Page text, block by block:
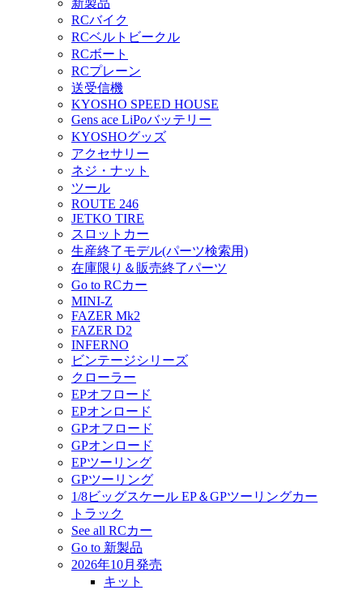
新製品
RCバイク
RCベルトビークル
RCボート
RCプレーン
送受信機
KYOSHO SPEED HOUSE
Gens ace LiPoバッテリー
KYOSHOグッズ
アクセサリー
ネジ・ナット
ツール
ROUTE 246
JETKO TIRE
スロットカー
生産終了モデル(パーツ検索用)
在庫限り＆販売終了パーツ
Go to RCカー
MINI-Z
FAZER Mk2
FAZER D2
INFERNO
ビンテージシリーズ
クローラー
EPオフロード
EPオンロード
GPオフロード
GPオンロード
EPツーリング
GPツーリング
1/8ビッグスケール EP＆GPツーリングカー
トラック
See all RCカー
Go to 新製品
2026年10月発売
キット